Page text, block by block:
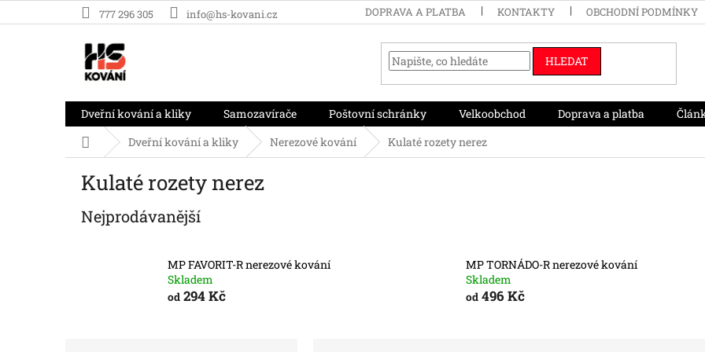
na
777 296 305 info@hs-kovani.cz DOPRAVA A PLATBA KONTAKTY OBCHODNÍ PODMÍNKY
HLEDAT
Dveřní kování a kliky Samozavírače Poštovní schránky Velkoobchod Doprava a platba
Domů Dveřní kování a kliky Nerezové kování Kulaté rozety nerez
Kulaté rozety nerez
Nejprodávanější
MP FAVORIT-R nerezové kování
Skladem
od 294 Kč
MP TORNÁDO-R nerezové kování
Skladem
od 496 Kč